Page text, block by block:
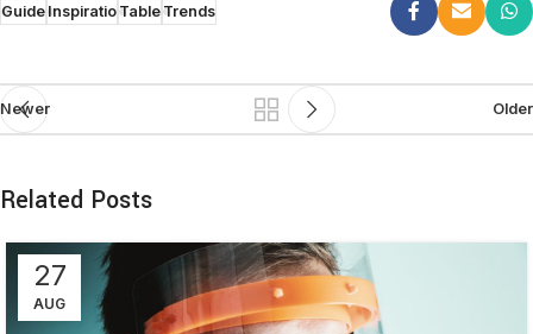
GuideInspiratioTableTrends
Newer Older
Related Posts
27
AUG